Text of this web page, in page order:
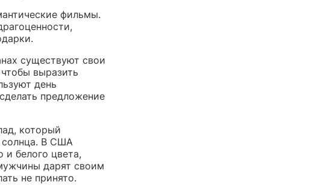
фильмы.
существуют свои
выразить
день
предложение
который
солнца. В США
белого цвета,
дарят своим
не принято.